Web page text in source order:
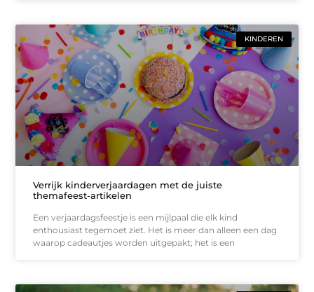
KINDEREN
Verrijk kinderverjaardagen met de juiste
themafeest-artikelen
Een verjaardagsfeestje is een mijlpaal die elk kind
enthousiast tegemoet ziet. Het is meer dan alleen een dag
waarop cadeautjes worden uitgepakt; het is een